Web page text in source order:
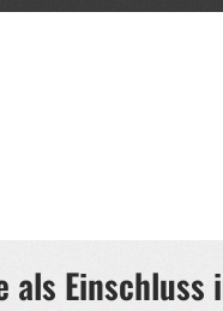
als